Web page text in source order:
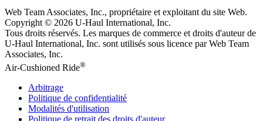
Web Team Associates, Inc., propriétaire et exploitant du site Web.
Copyright © 2026 U-Haul International, Inc.
Tous droits réservés. Les marques de commerce et droits d'auteur de
U-Haul International, Inc. sont utilisés sous licence par Web Team
Associates, Inc.
Air-Cushioned Ride®
Arbitrage
Politique de confidentialité
Modalités d'utilisation
Politique de retrait des droits d'auteur